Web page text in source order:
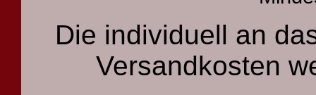
Die individuell an
Versandkosten